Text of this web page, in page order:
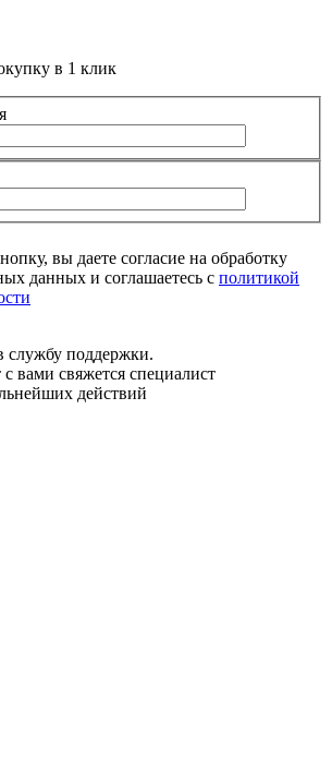
в 1 клик
вы даете согласие на обработку
данных и соглашаетесь с политикой
службу поддержки.
вами свяжется специалист
действий